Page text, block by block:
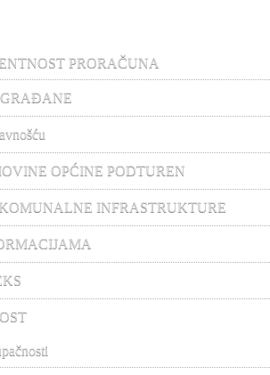
PRORAČUNA
OPĆINE PODTUREN
INFRASTRUKTURE